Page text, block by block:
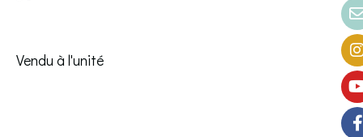
Vendu à l'unité